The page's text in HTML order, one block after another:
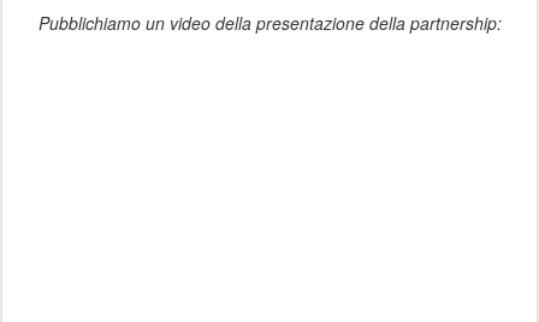
Pubblichiamo un video della presentazione della partnership: